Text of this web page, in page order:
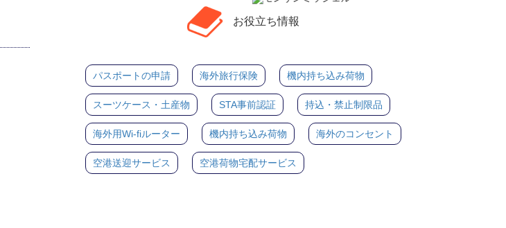
お役立ち情報
パスポートの申請 海外旅行保険 機内持ち込み荷物
スーツケース・土産物 STA事前認証 持込・禁止制限品
海外用Wi-fiルーター 機内持ち込み荷物 海外のコンセント
空港送迎サービス 空港荷物宅配サービス